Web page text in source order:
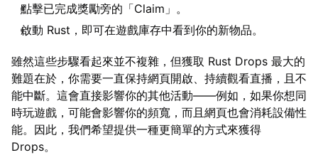
點擊已完成獎勵旁的「Claim」。
啟動 Rust，即可在遊戲庫存中看到你的新物品。
雖然這些步驟看起來並不複雜，但獲取 Rust Drops 最大的
難題在於，你需要一直保持網頁開啟、持續觀看直播，且不
能中斷。這會直接影響你的其他活動——例如，如果你想同
時玩遊戲，可能會影響你的頻寬，而且網頁也會消耗設備性
能。因此，我們希望提供一種更簡單的方式來獲得
Drops。